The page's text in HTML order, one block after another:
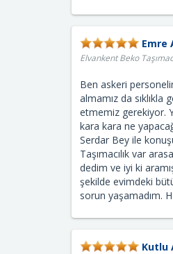
Emre
Elvankent Beko
Ben askeri
almamız da sıklıkla
etmemiz gerekiyor.
kara kara ne
Serdar Bey ile
Taşımacılık var
dedim ve iyi ki
şekilde evimdeki
sorun yaşamadım.
Kutlu